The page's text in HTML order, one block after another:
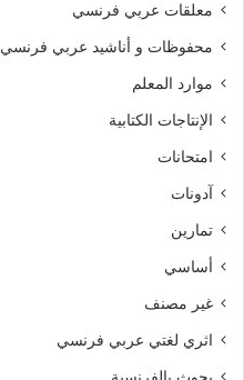
معلقات عربي فرنسي
محفوظات و أناشيد عربي فرنسي
موارد المعلم
الإنتاجات الكتابية
امتحانات
آدونات
تمارين
أساسي
غير مصنف
اثري لغتي عربي فرنسي